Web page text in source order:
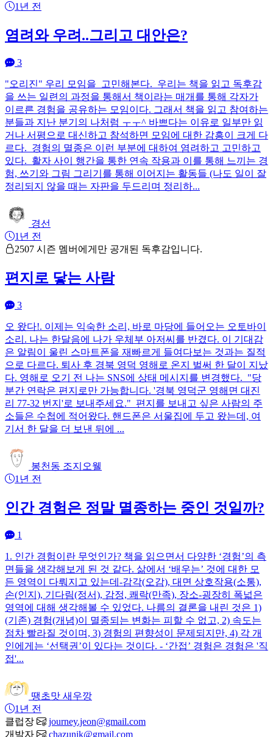
1년 전
염려와 우려..그리고 대안은?
3
"오리진" 우리 모임을 고민해본다. 우리는 책을 읽고 독후감
을 쓰는 일련의 과정을 통해서 책이라는 매개를 통해 각자가
이르른 경험을 공유하는 모임이다. 그래서 책을 읽고 참여하는
분들과 지난 분기의 나처럼 ㅜㅜ^ 바쁘다는 이유로 일부만 읽
거나 서평으로 대신하고 참석하면 모임에 대한 감흥이 크게 다
르다. 경험의 멸종은 이런 부분에 대하여 염려하고 고민하고
있다. 활자 사이 행간을 통한 연속 작용과 이를 통해 느끼는 경
험, 쓰기와 그림 그리기를 통해 이어지는 활동들 (나도 일이 잘
정리되지 않을 때는 자판을 두드리며 정리하...
경선
1년 전
2507 시즌 멤버에게만 공개된 독후감입니다.
편지로 닿는 사람
3
오 왔다!. 이제는 익숙한 소리, 바로 마당에 들어오는 오토바이
소리. 나는 한달음에 나가 우체부 아저씨를 반겼다. 이 기대감
은 알림이 울린 스마트폰을 재빠르게 들여다보는 것과는 질적
으로 다르다. 퇴사 후 경북 영덕 영해로 온지 벌써 한 달이 지났
다. 영해로 오기 전 나는 SNS에 상태 메시지를 변경했다. "당
분간 연락은 편지로만 가능합니다. '경북 영덕군 영해면 대진
리 77-32 번지'로 보내주세요." 편지를 보내고 싶은 사람의 주
소들은 수첩에 적어왔다. 핸드폰은 서울집에 두고 왔는데, 여
기서 한 달을 더 보낸 뒤에 ...
봉천동 조지오웰
1년 전
인간 경험은 정말 멸종하는 중인 것일까?
1
1. 인간 경험이란 무엇인가? 책을 읽으면서 다양한 ‘경험’의 측
면들을 생각해보게 된 것 같다. 삶에서 ‘배우는’ 것에 대한 모
든 영역이 다뤄지고 있는데-감각(오감), 대면 상호작용(소통),
손(인지), 기다림(정서), 감정, 쾌락(만족), 장소-굉장히 폭넓은
영역에 대해 생각해볼 수 있었다. 나름의 결론을 내린 것은 1)
(기존) 경험(개념)이 멸종되는 변화는 피할 수 없고, 2) 속도는
점차 빨라질 것이며, 3) 경험의 편향성이 문제되지만, 4) 각 개
인에게는 ‘선택권’이 있다는 것이다. - ‘간접’ 경험은 경험은 '직
접'...
땡초맛 새우깡
1년 전
클럽장
journey.jeon@gmail.com
개발자
chazunik@gmail.com